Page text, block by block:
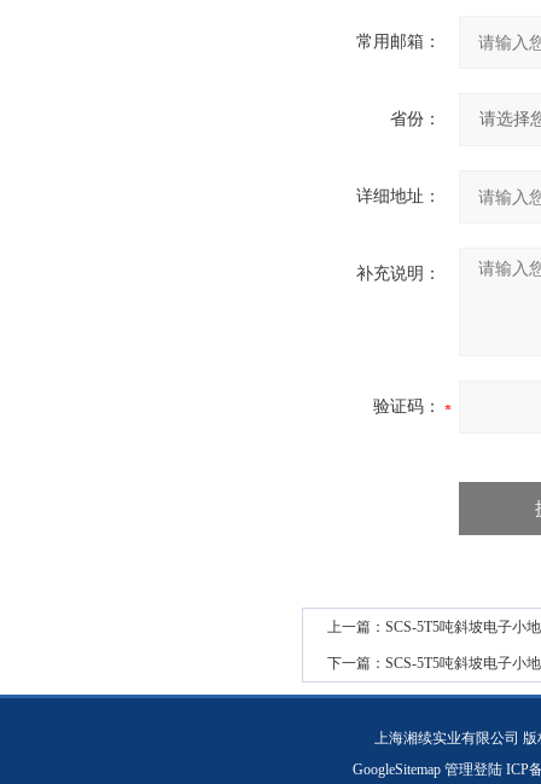
常用邮箱：
省份：
详细地址：
补充说明：
验证码：
上一篇： SCS-5T5吨斜坡电子小
下一篇： SCS-5T5吨斜坡电子小
上海湘续实业有限公司
GoogleSitemap 管理登陆ICP